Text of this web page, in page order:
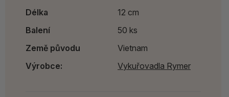
Délka
12 cm
Balení
50 ks
Země původu
Vietnam
Výrobce:
Vykuřovadla Rymer